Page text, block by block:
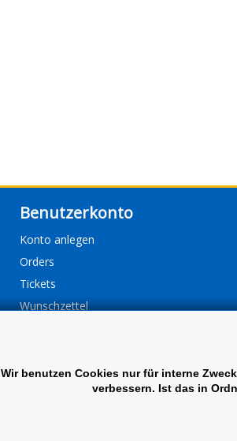
Benutzerkonto
Konto anlegen
Orders
Tickets
Wunschzettel
Wir benutzen Cookies nur für interne
verbessern. Ist das in